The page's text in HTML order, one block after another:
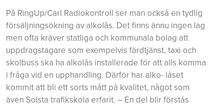
På RingUp/Carl Radiokontroll ser man också en tydlig
försäljningsökning av alkolås. Det finns ännu ingen lag
men ofta kräver statliga och kommunala bolag att
uppdragstagare som exempelvis färdtjänst, taxi och
skolbuss ska ha alkolås installerade för att alls komma
i fråga vid en upphandling. Därför har alko- låset
kommit att bli ett sorts mått på kvalitet, något som
även Solsta trafikskola erfarit. – En del blir förstås